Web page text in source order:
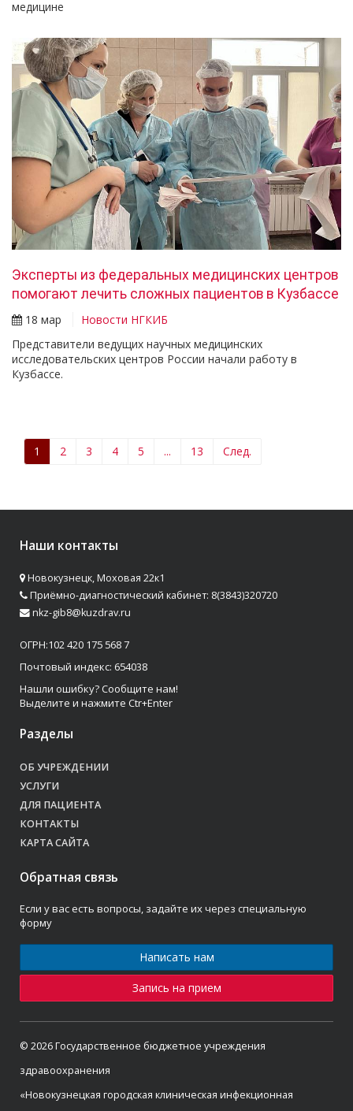
медицине
Эксперты из федеральных медицинских центров
помогают лечить сложных пациентов в Кузбассе
18 мар
Новости НГКИБ
Представители ведущих научных медицинских
исследовательских центров России начали работу в
Кузбассе.
1 2 3 4 5 ... 13 След.
Наши контакты
Новокузнецк, Моховая 22к1
Приёмно-диагностический кабинет: 8(3843)320720
nkz-gib8@kuzdrav.ru
ОГРН:102 420 175 568 7
Почтовый индекс: 654038
Нашли ошибку? Сообщите нам!
Выделите и нажмите Ctr+Enter
Разделы
ОБ УЧРЕЖДЕНИИ
УСЛУГИ
ДЛЯ ПАЦИЕНТА
КОНТАКТЫ
КАРТА САЙТА
Обратная связь
Если у вас есть вопросы, задайте их через специальную
форму
Написать нам
Запись на прием
© 2026 Государственное бюджетное учреждения
здравоохранения
«Новокузнецкая городская клиническая инфекционная